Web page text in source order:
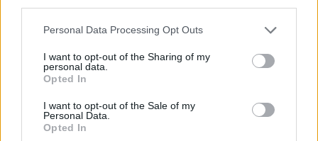
Please note that this website/app uses one or more Google
not limited to your visit or usage behaviour. You may click to
grant or deny consent to Google and its third-party tags to
use your data for below specified purposes in below Google
consent section.
Personal Data Processing Opt Outs
I want to opt-out of the Sharing of my
personal data.
Opted In
I want to opt-out of the Sale of my
Personal Data.
Opted In
syzyfowa praca— Pochodzenie wyrażeniasyzyfowa praca
ubikacja— Tymczasem nie tak dawno...
Mogą Cię zainteresować również hasła